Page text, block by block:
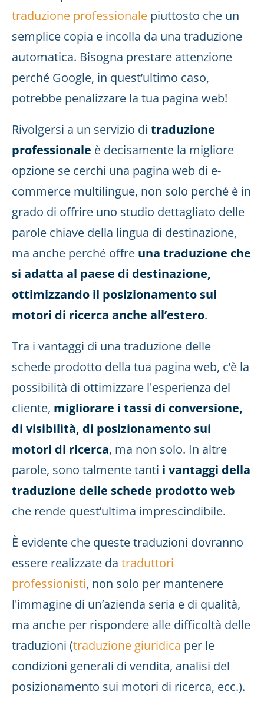
traduzione professionale piuttosto che un
semplice copia e incolla da una traduzione
automatica. Bisogna prestare attenzione
perché Google, in quest’ultimo caso,
potrebbe penalizzare la tua pagina web!
Rivolgersi a un servizio di traduzione
professionale è decisamente la migliore
opzione se cerchi una pagina web di e-
commerce multilingue, non solo perché è in
grado di offrire uno studio dettagliato delle
parole chiave della lingua di destinazione,
ma anche perché offre una traduzione che
si adatta al paese di destinazione,
ottimizzando il posizionamento sui
motori di ricerca anche all’estero.
Tra i vantaggi di una traduzione delle
schede prodotto della tua pagina web, c’è la
possibilità di ottimizzare l'esperienza del
cliente, migliorare i tassi di conversione,
di visibilità, di posizionamento sui
motori di ricerca, ma non solo. In altre
parole, sono talmente tanti i vantaggi della
traduzione delle schede prodotto web
che rende quest’ultima imprescindibile.
È evidente che queste traduzioni dovranno
essere realizzate da traduttori
professionisti, non solo per mantenere
l'immagine di un’azienda seria e di qualità,
ma anche per rispondere alle difficoltà delle
traduzioni (traduzione giuridica per le
condizioni generali di vendita, analisi del
posizionamento sui motori di ricerca, ecc.).